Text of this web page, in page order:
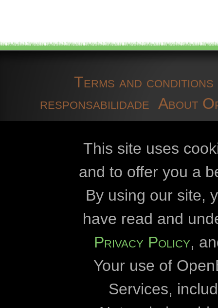
Terms and conditions
responsabilidade About
technical information
Eszterházy
Eötvös
Duna-Dráva
Duna-Ipoly
Fertő-Hanság
This site uses
and to offer you a
By using our site,
have read and
Privacy Policy,
Your use of
Services,